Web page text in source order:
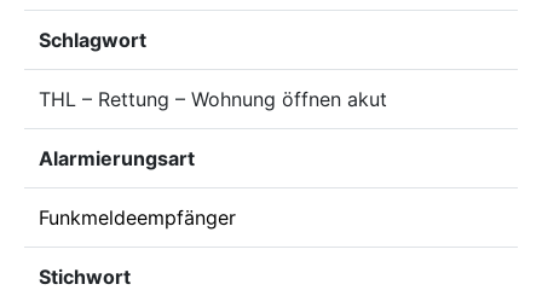
Schlagwort
THL – Rettung – Wohnung öffnen akut
Alarmierungsart
Funkmeldeempfänger
Stichwort